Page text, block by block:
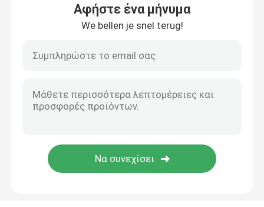
Αφήστε ένα μήνυμα
We bellen je snel terug!